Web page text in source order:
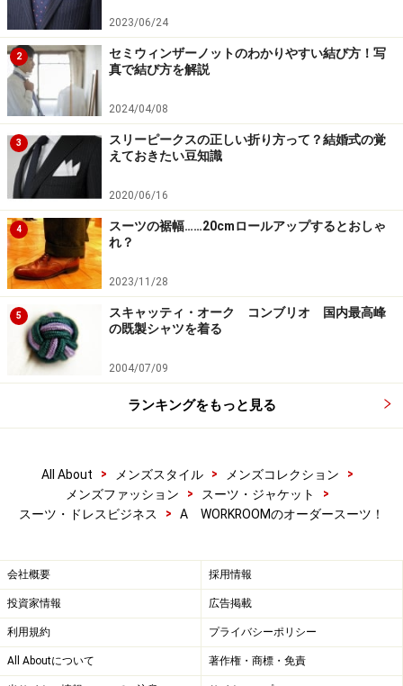
あったりして、遊びを取り入れたデザインも目立つ。
一見斬新なようだが、スーツに対する考え方の基本がし
っかりしているため信頼できるのだ。
要するに服作りのベースが英国のサビルロウにあるた
め、どんなに遊びを取り入れたとしても、基本となる軸
がぶれることがない。
次のページは、「ファンシーな裏地と、おすすめの服
地」です
※記事内容は執筆時点のものです。最新の内容をご確認くださ
い。
1/2 次のページへ
2023/06/24
2
セミウィンザーノットのわかりやすい結び方！写
真で結び方を解説
2024/04/08
3
スリーピークスの正しい折り方って？結婚式の覚
えておきたい豆知識
2020/06/16
4
スーツの裾幅……20cmロールアップするとおしゃ
れ？
2023/11/28
5
スキャッティ・オーク コンブリオ 国内最高峰
の既製シャツを着る
2004/07/09
ランキングをもっと見る
All About > メンズスタイル > メンズコレクション
>
メンズファッション
> スーツ・ジャケット
>
スーツ・ドレスビジネス
> A WORKROOMのオーダースーツ！
会社概要 採用情報
投資家情報 広告掲載
利用規約 プライバシーポリシー
All Aboutについて 著作権・商標・免責